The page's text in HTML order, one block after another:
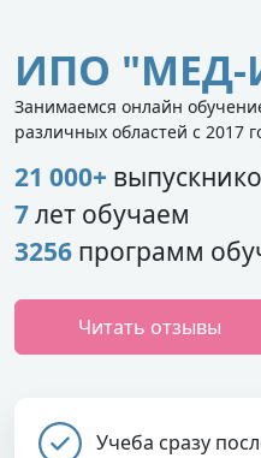
ИПО "МЕД-
Занимаемся онлайн
различных областей с 2017
21 000+
7лет обучаем
3256 программ
Читать отзывы
Учеба сразу